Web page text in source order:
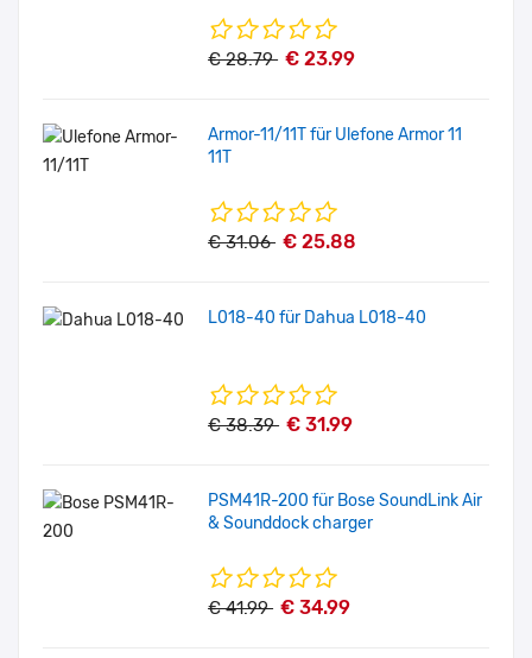
€ 28.79 € 23.99
Armor-11/11T für Ulefone Armor 11
11T
€ 31.06 € 25.88
L018-40 für Dahua L018-40
€ 38.39 € 31.99
PSM41R-200 für Bose SoundLink Air
& Sounddock charger
€ 41.99 € 34.99